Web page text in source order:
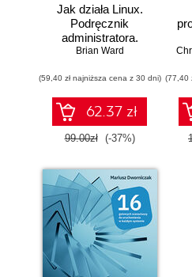
Jak działa Linux.
Podręcznik
administratora.
Wydanie III
Brian Ward
(59,40 zł najniższa cena z 30 dni)
62.37 zł
99.00zł (-37%)
(77,40